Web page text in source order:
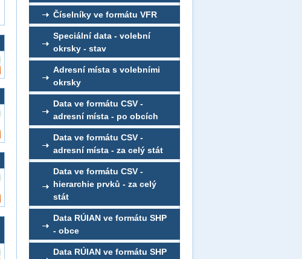
Číselníky ve formátu VFR
Speciální data - volební
okrsky - stav
Adresní místa s volebními
okrsky
Data ve formátu CSV -
adresní místa - po obcích
Data ve formátu CSV -
adresní místa - za celý stát
Data ve formátu CSV -
hierarchie prvků - za celý
stát
Data RÚIAN ve formátu SHP
- obce
Data RÚIAN ve formátu SHP